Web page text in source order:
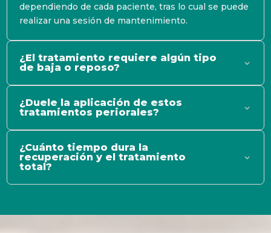
dependiendo de cada paciente, tras lo cual se puede
realizar una sesión de mantenimiento.
¿El tratamiento requiere algún tipo
de baja o reposo?
¿Duele la aplicación de estos
tratamientos periorales?
¿Cuánto tiempo dura la
recuperación y el tratamiento
total?